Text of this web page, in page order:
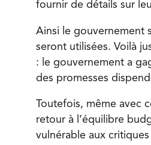
fournir de détails sur
Ainsi le gouvernement
seront utilisées. Voilà
: le gouvernement a
des promesses
Toutefois, même avec
retour à l’équilibre
vulnérable aux